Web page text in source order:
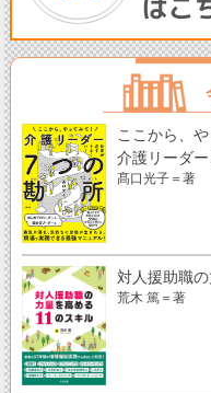
ここから、
介護リーダ
髙口光子＝著
対人援助職
荒木 篤＝著